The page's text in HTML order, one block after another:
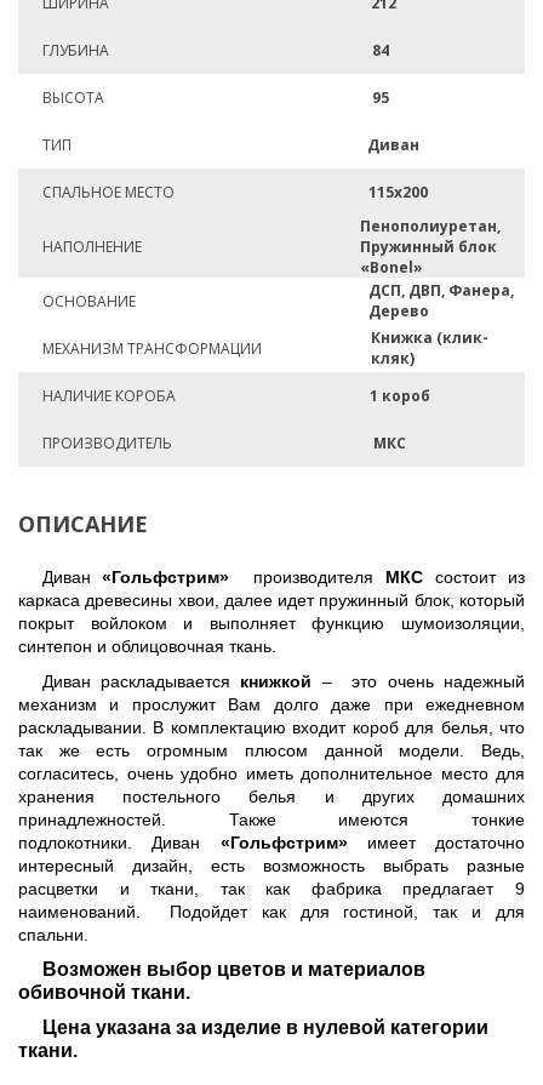
ГЛУБИНА 84
ВЫСОТА 95
ТИП Диван
СПАЛЬНОЕ МЕСТО 115х200
НАПОЛНЕНИЕ
Пенополиуретан,
Пружинный блок
«Bonel»
ОСНОВАНИЕ
ДСП, ДВП, Фанера,
Дерево
МЕХАНИЗМ ТРАНСФОРМАЦИИ
Книжка (клик-
кляк)
НАЛИЧИЕ КОРОБА
1 короб
ПРОИЗВОДИТЕЛЬ МКС
ОПИСАНИЕ
Диван «Гольфстрим» производителя МКСсостоит из
каркаса древесины хвои, далее идет пружинный блок, который
покрыт войлоком и выполняет функцию шумоизоляции,
синтепон и облицовочная ткань.
Диван раскладывается книжкой – это очень надежный
механизм и прослужит Вам долго даже при ежедневном
раскладывании. В комплектацию входит короб для белья, что
так же есть огромным плюсом данной модели. Ведь,
согласитесь, очень удобно иметь дополнительное место для
хранения постельного белья и других домашних
принадлежностей. Также имеются тонкие
подлокотники. Диван «Гольфстрим»имеет достаточно
интересный дизайн, есть возможность выбрать разные
расцветки и ткани, так как фабрика предлагает 9
наименований. Подойдет как для гостиной, так и для
спальни.
Возможен выбор цветов и материалов
обивочной ткани.
Цена указана за изделие в нулевой категории
ткани.